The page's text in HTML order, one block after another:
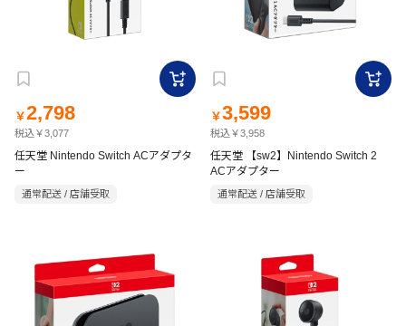
￥2,798
税込￥3,077
任天堂 Nintendo Switch ACアダプタ
ー
通常配送 / 店舗受取
￥3,599
税込￥3,958
任天堂 【sw2】Nintendo Switch 2
ACアダプター
通常配送 / 店舗受取